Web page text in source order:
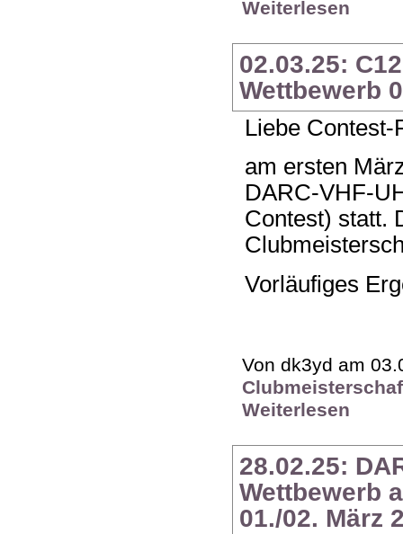
Weiterlesen
02.03.25:
Wettbewerb
Liebe Contest-
am ersten
DARC-VHF-
Contest) statt.
Vorläufiges
Von dk3yd am
Weiterlesen
28.02.25:
Wettbewerb
01./02. März